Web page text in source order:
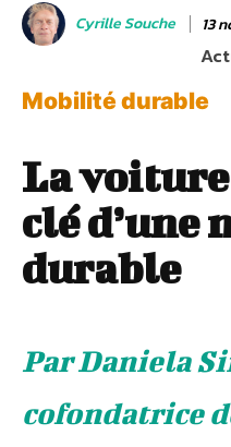
Cyrille Souche 13
Mobilité durable
La
clé d’une
durable
Par Daniela
cofondatrice